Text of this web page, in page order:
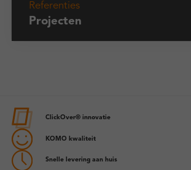
Referenties
Projecten
ClickOver® innovatie
KOMO kwaliteit
Snelle levering aan huis